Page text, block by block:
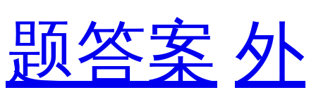
题答案 外